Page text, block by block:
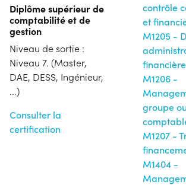
Diplôme supérieur de
comptabilité et de
gestion
Niveau de sortie :
Niveau 7. (Master,
DAE, DESS, Ingénieur,
...)
Consulter la
certification
contrôle
et
M1205 -
financière
M1206 -
groupe
M1207 -
M1404 -